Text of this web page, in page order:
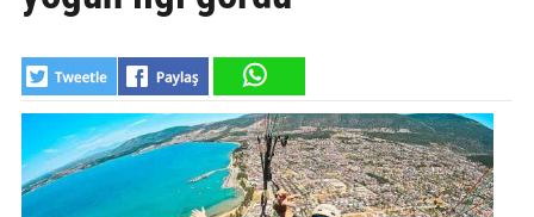
GÜNDEM
SİYASET
EKONOMİ